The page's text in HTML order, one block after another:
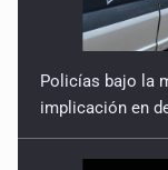
Policías bajo la
implicación en